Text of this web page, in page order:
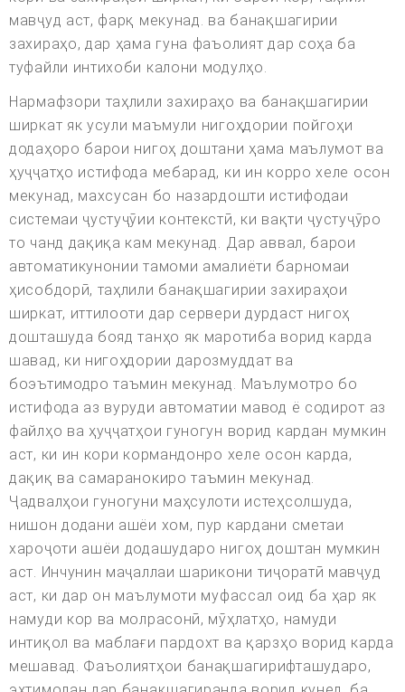
мавҷуд аст, фарқ мекунад. ва банақшагирии
захираҳо, дар ҳама гуна фаъолият дар соҳа ба
туфайли интихоби калони модулҳо.
Нармафзори таҳлили захираҳо ва банақшагирии
ширкат як усули маъмули нигоҳдории пойгоҳи
додаҳоро барои нигоҳ доштани ҳама маълумот ва
ҳуҷҷатҳо истифода мебарад, ки ин корро хеле осон
мекунад, махсусан бо назардошти истифодаи
системаи ҷустуҷӯии контекстӣ, ки вақти ҷустуҷӯро
то чанд дақиқа кам мекунад. Дар аввал, барои
автоматикунонии тамоми амалиёти барномаи
ҳисобдорӣ, таҳлили банақшагирии захираҳои
ширкат, иттилооти дар сервери дурдаст нигоҳ
дошташуда бояд танҳо як маротиба ворид карда
шавад, ки нигоҳдории дарозмуддат ва
боэътимодро таъмин мекунад. Маълумотро бо
истифода аз вуруди автоматии мавод ё содирот аз
файлҳо ва ҳуҷҷатҳои гуногун ворид кардан мумкин
аст, ки ин кори кормандонро хеле осон карда,
дақиқ ва самаранокиро таъмин мекунад.
Ҷадвалҳои гуногуни маҳсулоти истеҳсолшуда,
нишон додани ашёи хом, пур кардани сметаи
хароҷоти ашёи додашударо нигоҳ доштан мумкин
аст. Инчунин маҷаллаи шарикони тиҷоратӣ мавҷуд
аст, ки дар он маълумоти муфассал оид ба ҳар як
намуди кор ва молрасонӣ, мӯҳлатҳо, намуди
интиқол ва маблағи пардохт ва қарзҳо ворид карда
мешавад. Фаъолиятҳои банақшагирифташударо,